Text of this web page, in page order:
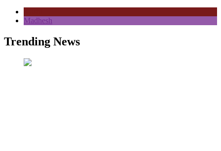
Madhesh
Trending News